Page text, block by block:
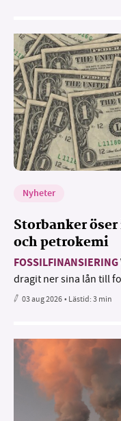
Nyheter
Storbanker
och petrokemi
FOSSILFINANSIERING
dragit ner sina lån till
03 aug 2026• Lästid:3 min